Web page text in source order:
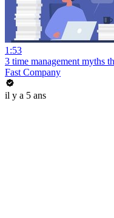
1:53
3 time management myths
Fast Company
il y a 5 ans